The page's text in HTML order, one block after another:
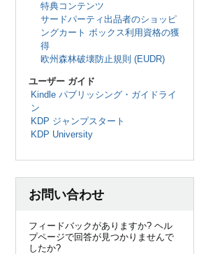
特典コンテンツ
サードパーティ出品者のショッピ
ングカート ボックス利用資格の獲
得
欧州森林破壊防止規則 (EUDR)
ユーザー ガイド
Kindle パブリッシング・ガイドライ
ン
KDP ジャンプスタート
KDP University
お問い合わせ
フィードバックがありますか? ヘル
プページで回答が見つかりませんで
したか?